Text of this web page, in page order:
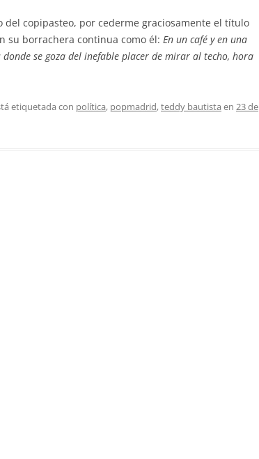
del copipasteo, por cederme graciosamente el título
su borrachera continua como él: En un café y en una
se goza del inefable placer de mirar al techo, hora
etiquetada con política, popmadrid,teddy bautista en 23 de